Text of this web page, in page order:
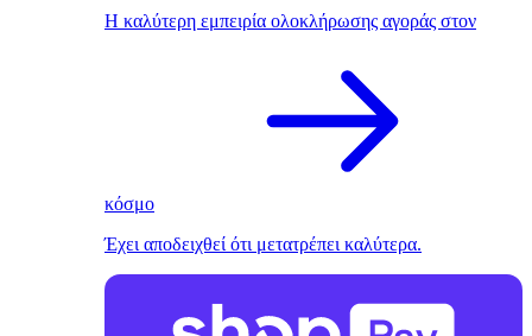
Η καλύτερη εμπειρία ολοκλήρωσης αγοράς στον
κόσμο
Έχει αποδειχθεί ότι μετατρέπει καλύτερα.